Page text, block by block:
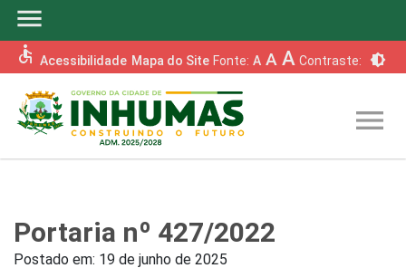
menu
accessible Acessibilidade Mapa do Site Fonte: A A A Contraste: brightness_6
menu
Portaria nº 427/2022
Postado em: 19 de junho de 2025